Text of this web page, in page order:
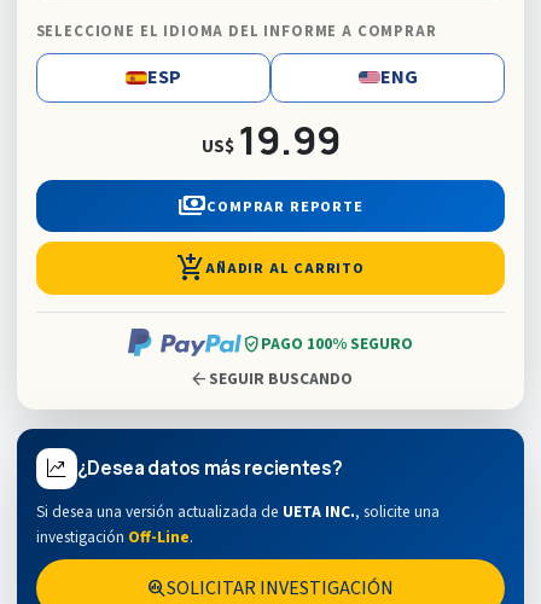
SELECCIONE EL IDIOMA DEL INFORME A COMPRAR
ESP ENG
US$ 19.99
paymentsCOMPRAR REPORTE
add_shopping_cartAÑADIR AL CARRITO
verified_userPAGO 100% SEGURO
arrow_back SEGUIR BUSCANDO
¿Desea datos más recientes?
Si desea una versión actualizada de UETA INC., solicite una
investigación Off-Line.
search_insightsSOLICITAR INVESTIGACIÓN